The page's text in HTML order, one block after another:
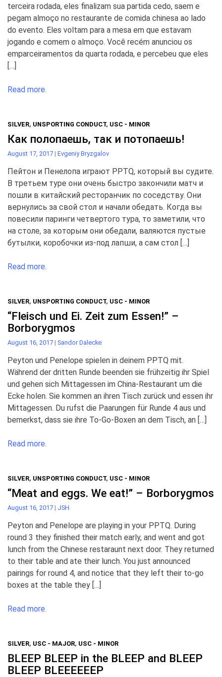
terceira rodada, eles finalizam sua partida cedo, saem e
pegam almoço no restaurante de comida chinesa ao lado
do evento. Eles voltam para a mesa em que estavam
jogando e comem o almoço. Você recém anunciou os
emparceiramentos da quarta rodada, e percebeu que eles
[…]
Read more.
SILVER, UNSPORTING CONDUCT, USC - MINOR
Как полопаешь, так и потопаешь!
August 17, 2017 | Evgeniy Bryzgalov
Пейтон и Пенелопа играют PPTQ, который вы судите.
В третьем туре они очень быстро закончили матч и
пошли в китайский ресторанчик по соседству. Они
вернулись за свой стол и начали обедать. Когда вы
повесили паринги четвертого тура, то заметили, что
на столе, за которым они обедали, валяются пустые
бутылки, коробочки из-под лапши, а сам стол […]
Read more.
SILVER, UNSPORTING CONDUCT, USC - MINOR
“Fleisch und Ei. Zeit zum Essen!” –
Borborygmos
August 16, 2017 | Sandor Dalecke
Peyton und Penelope spielen in deinem PPTQ mit.
Während der dritten Runde beenden sie frühzeitig ihr Spiel
und gehen sich Mittagessen im China-Restaurant um die
Ecke holen. Sie kommen an ihren Tisch zurück und essen ihr
Mittagessen. Du rufst die Paarungen für Runde 4 aus und
bemerkst, dass sie ihre To-Go-Boxen an dem Tisch, an […]
Read more.
SILVER, UNSPORTING CONDUCT, USC - MINOR
“Meat and eggs. We eat!” – Borborygmos
August 16, 2017 | JSH
Peyton and Penelope are playing in your PPTQ. During
round 3 they finished their match early, and went and got
lunch from the Chinese restaraunt next door. They returned
to their table and ate their lunch. You just announced
pairings for round 4, and notice that they left their to-go
boxes at the table they […]
Read more.
SILVER, USC - MAJOR, USC - MINOR
BLEEP BLEEP in the BLEEP and BLEEP
BLEEP BLEEEEEEP